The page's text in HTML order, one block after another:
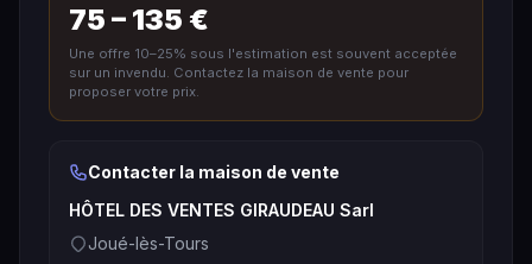
75 – 135 €
Une offre 10–25% sous l'estimation est souvent acceptée
sur un invendu. Contactez la maison de vente pour
proposer votre prix.
Contacter la maison de vente
HÔTEL DES VENTES GIRAUDEAU Sarl
Joué-lès-Tours